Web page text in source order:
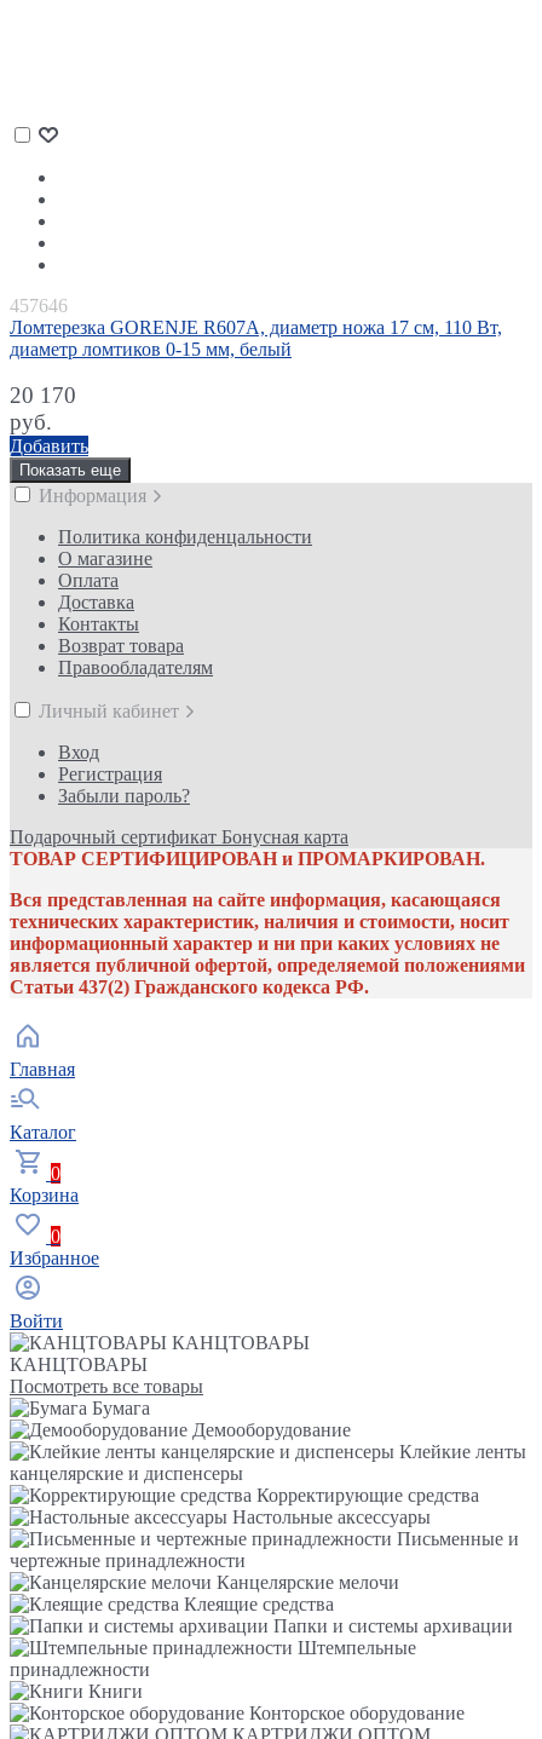
457646
Ломтерезка GORENJE R607A, диаметр ножа 17 см, 110 Вт,
диаметр ломтиков 0-15 мм, белый
20 170
руб.
Добавить
Показать еще
Информация
Политика конфиденцальности
О магазине
Оплата
Доставка
Контакты
Возврат товара
Правообладателям
Личный кабинет
Вход
Регистрация
Забыли пароль?
Подарочный сертификат Бонусная карта
ТОВАР СЕРТИФИЦИРОВАН и ПРОМАРКИРОВАН.
Вся представленная на сайте информация, касающаяся
технических характеристик, наличия и стоимости, носит
информационный характер и ни при каких условиях не
является публичной офертой, определяемой положениями
Статьи 437(2) Гражданского кодекса РФ.
Главная
Каталог
0
Корзина
0
Избранное
Войти
КАНЦТОВАРЫ
КАНЦТОВАРЫ
Посмотреть все товары
Бумага
Демооборудование
Клейкие ленты
канцелярские и диспенсеры
Корректирующие средства
Настольные аксессуары
Письменные и
чертежные принадлежности
Канцелярские мелочи
Клеящие средства
Папки и системы архивации
Штемпельные
принадлежности
Книги
Конторское оборудование
КАРТРИДЖИ ОПТОМ